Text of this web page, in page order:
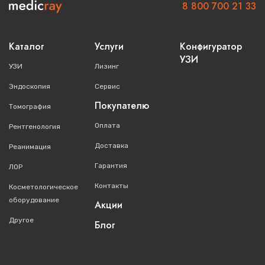
Доступность расходных материалов
Аппарат ИВЛ Фаза-21 на сайте
medicray.ru
или по телефону
8 800 700 21 33
. Обеспечьте свое
искусственной вентиляции легких!
Каталог
УЗИ
Эндоскопия
Томография
Рентгенология
Реанимация
ЛОР
Косметологическое
оборудование
Другое
Услуги
Лизинг
Сервис
Покупателю
Оплата
Доставка
Гарантия
Контакты
Акции
Блог
Конфигуратор
УЗИ
8 800 700 21 33